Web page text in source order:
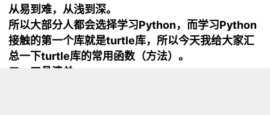
从易到难，从浅到深。
所以大部分人都会选择学习Python，而学习Python
接触的第一个库就是turtle库，所以今天我给大家汇
总一下turtle库的常用函数（方法）。
二、工具清单